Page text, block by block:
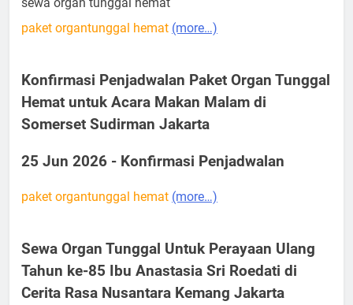
paket organtunggal hemat (more…)
Konfirmasi Penjadwalan Paket Organ Tunggal
Hemat untuk Acara Makan Malam di
Somerset Sudirman Jakarta
25 Jun 2026 - Konfirmasi Penjadwalan
paket organtunggal hemat (more…)
Sewa Organ Tunggal Untuk Perayaan Ulang
Tahun ke-85 Ibu Anastasia Sri Roedati di
Cerita Rasa Nusantara Kemang Jakarta